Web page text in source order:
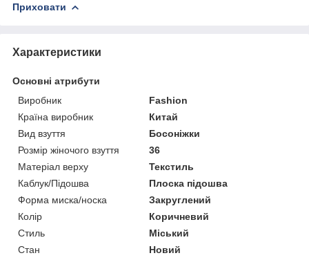
Приховати
Характеристики
Основні атрибути
Виробник
Fashion
Країна виробник
Китай
Вид взуття
Босоніжки
Розмір жіночого взуття
36
Матеріал верху
Текстиль
Каблук/Підошва
Плоска підошва
Форма миска/носка
Закруглений
Колір
Коричневий
Стиль
Міський
Стан
Новий